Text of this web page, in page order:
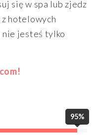
się w spa lub zjedz
hotelowych
jesteś tylko
95%